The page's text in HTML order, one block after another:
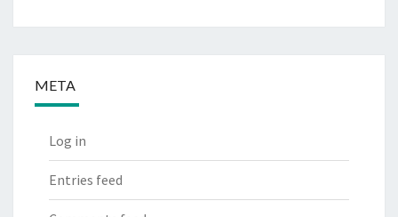
META
Log in
Entries feed